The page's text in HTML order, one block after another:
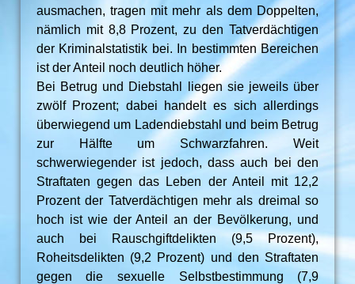
ausmachen, tragen mit mehr als dem Doppelten,
nämlich mit 8,8 Prozent, zu den Tatverdächtigen
der Kriminalstatistik bei. In bestimmten Bereichen
ist der Anteil noch deutlich höher.
Bei Betrug und Diebstahl liegen sie jeweils über
zwölf Prozent; dabei handelt es sich allerdings
überwiegend um Ladendiebstahl und beim Betrug
zur Hälfte um Schwarzfahren. Weit
schwerwiegender ist jedoch, dass auch bei den
Straftaten gegen das Leben der Anteil mit 12,2
Prozent der Tatverdächtigen mehr als dreimal so
hoch ist wie der Anteil an der Bevölkerung, und
auch bei Rauschgiftdelikten (9,5 Prozent),
Roheitsdelikten (9,2 Prozent) und den Straftaten
gegen die sexuelle Selbstbestimmung (7,9